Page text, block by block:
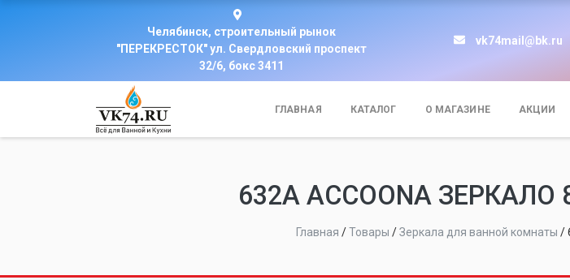
Челябинск, строительный рынок
"ПЕРЕКРЕСТОК" ул. Свердловский проспект
32/6, бокс 3411
vk74mail@bk.ru
ГЛАВНАЯ КАТАЛОГ О МАГАЗИНЕ АКЦИИ
632А ACCOONA
Главная /Товары /Зеркала для ванной комнаты /